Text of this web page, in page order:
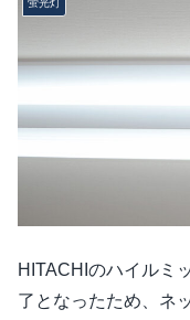
蛍光灯
HITACHIのハイルミ
了となったため、ネ